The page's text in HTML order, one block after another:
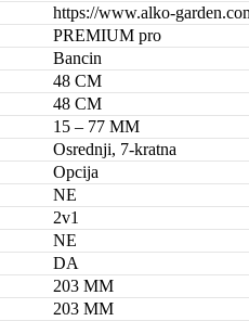
https://www.alko-
PREMIUM pro
Bancin
48 CM
48 CM
15 – 77 MM
Osrednji, 7-kratna
Opcija
NE
2v1
NE
DA
203 MM
203 MM